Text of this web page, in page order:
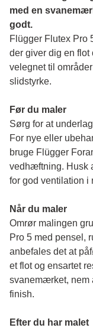
med en
godt.
Flügger Flutex Pro
der giver dig en
velegnet til
slidstyrke.
Før du maler
Sørg for at
For nye eller
bruge Flügger
vedhæftning. Husk
for god ventilation i
Når du maler
Omrør malingen
Pro 5 med pensel,
anbefales det at
et flot og ensartet
svanemærket, nem
finish.
Efter du har malet